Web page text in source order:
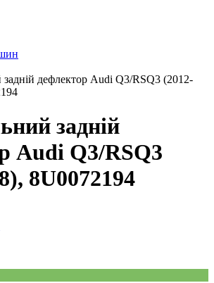
дефлектор Audi Q3/RSQ3 (2012-
задній
Audi Q3/RSQ3
8U0072194